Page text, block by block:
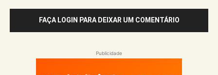
FAÇA LOGIN PARA DEIXAR UM COMENTÁRIO
Publicidade